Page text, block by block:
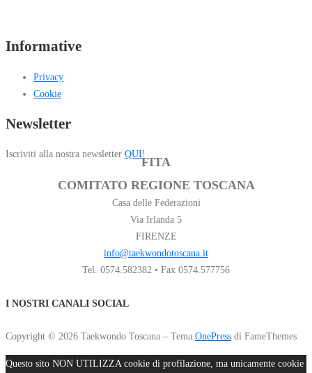
Informative
Privacy
Cookie
Newsletter
Iscriviti alla nostra newsletter QUI!
FITA
COMITATO REGIONE TOSCANA
Casa delle Federazioni
Via Irlanda 5
FIRENZE
info@taekwondotoscana.it
Tel. 0574.582382 • Fax 0574.577756
I NOSTRI CANALI SOCIAL
Copyright © 2026 Taekwondo Toscana – Tema OnePress di FameThemes
Questo sito NON UTILIZZA cookie di profilazione, ma unicamente cookie